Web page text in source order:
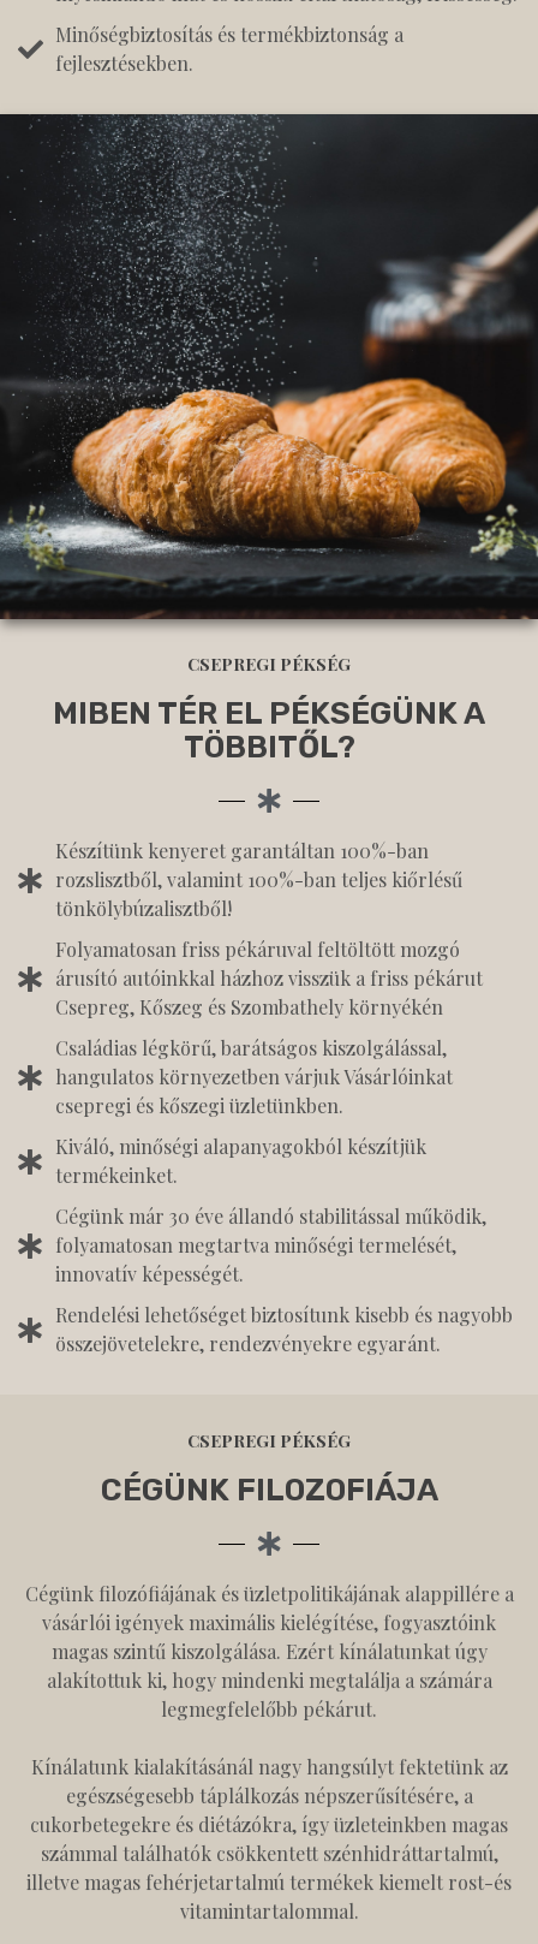
Minőségbiztosítás és termékbiztonság a
fejlesztésekben.
CSEPREGI PÉKSÉG
MIBEN TÉR EL PÉKSÉGÜNK A
TÖBBITŐL?
Készítünk kenyeret garantáltan 100%-ban
rozslisztből, valamint 100%-ban teljes kiőrlésű
tönkölybúzalisztből!
Folyamatosan friss pékáruval feltöltött mozgó
árusító autóinkkal házhoz visszük a friss pékárut
Csepreg, Kőszeg és Szombathely környékén
Családias légkörű, barátságos kiszolgálással,
hangulatos környezetben várjuk Vásárlóinkat
csepregi és kőszegi üzletünkben.
Kiváló, minőségi alapanyagokból készítjük
termékeinket.
Cégünk már 30 éve állandó stabilitással működik,
folyamatosan megtartva minőségi termelését,
innovatív képességét.
Rendelési lehetőséget biztosítunk kisebb és nagyobb
összejövetelekre, rendezvényekre egyaránt.
CSEPREGI PÉKSÉG
CÉGÜNK FILOZOFIÁJA
Cégünk filozófiájának és üzletpolitikájának alappillére a
vásárlói igények maximális kielégítése, fogyasztóink
magas szintű kiszolgálása. Ezért kínálatunkat úgy
alakítottuk ki, hogy mindenki megtalálja a számára
legmegfelelőbb pékárut.
Kínálatunk kialakításánál nagy hangsúlyt fektetünk az
egészségesebb táplálkozás népszerűsítésére, a
cukorbetegekre és diétázókra, így üzleteinkben magas
számmal találhatók csökkentett szénhidráttartalmú,
illetve magas fehérjetartalmú termékek kiemelt rost-és
vitamintartalommal.